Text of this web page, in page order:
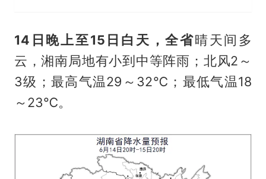
14日晚上至15日白天，全省晴天间多
云，湘南局地有小到中等阵雨；北风2～
3级；最高气温29～32℃；最低气温18
～23℃。